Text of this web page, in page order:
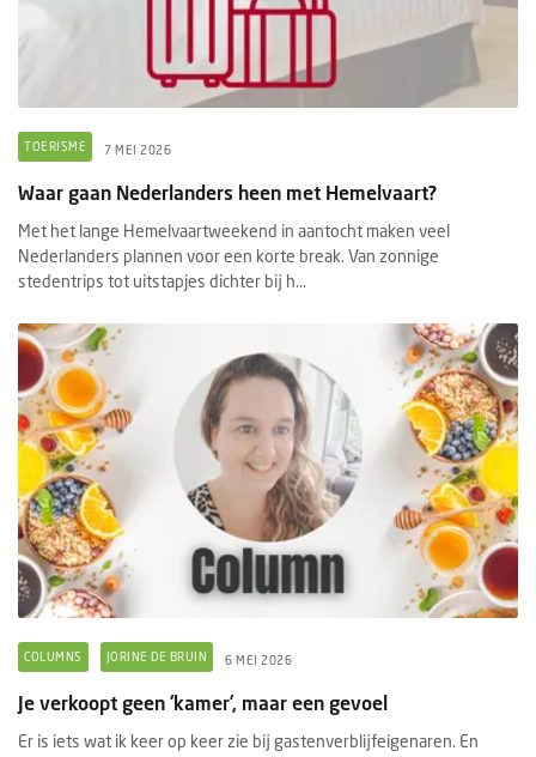
TOERISME 7 MEI 2026
Waar gaan Nederlanders heen met Hemelvaart?
Met het lange Hemelvaartweekend in aantocht maken veel
Nederlanders plannen voor een korte break. Van zonnige
stedentrips tot uitstapjes dichter bij h...
COLUMNS JORINE DE BRUIN 6 MEI 2026
Je verkoopt geen ‘kamer’, maar een gevoel
Er is iets wat ik keer op keer zie bij gastenverblijfeigenaren. En